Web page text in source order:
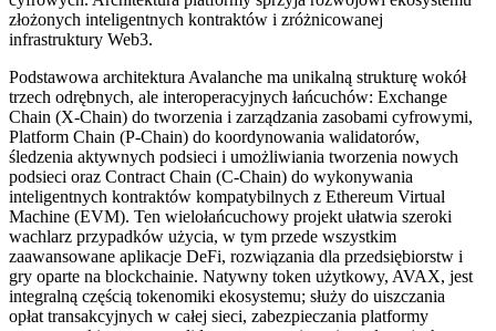
złożonych inteligentnych kontraktów i zróżnicowanej
infrastruktury Web3.
Podstawowa architektura Avalanche ma unikalną strukturę wokół
trzech odrębnych, ale interoperacyjnych łańcuchów: Exchange
Chain (X-Chain) do tworzenia i zarządzania zasobami cyfrowymi,
Platform Chain (P-Chain) do koordynowania walidatorów,
śledzenia aktywnych podsieci i umożliwiania tworzenia nowych
podsieci oraz Contract Chain (C-Chain) do wykonywania
inteligentnych kontraktów kompatybilnych z Ethereum Virtual
Machine (EVM). Ten wielołańcuchowy projekt ułatwia szeroki
wachlarz przypadków użycia, w tym przede wszystkim
zaawansowane aplikacje DeFi, rozwiązania dla przedsiębiorstw i
gry oparte na blockchainie. Natywny token użytkowy, AVAX, jest
integralną częścią tokenomiki ekosystemu; służy do uiszczania
opłat transakcyjnych w całej sieci, zabezpieczania platformy